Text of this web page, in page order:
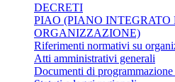
DECRETI
PIAO (PIANO
ORGANIZZAZIONE)
Riferimenti normativi su
Atti amministrativi generali
Documenti di programmazione